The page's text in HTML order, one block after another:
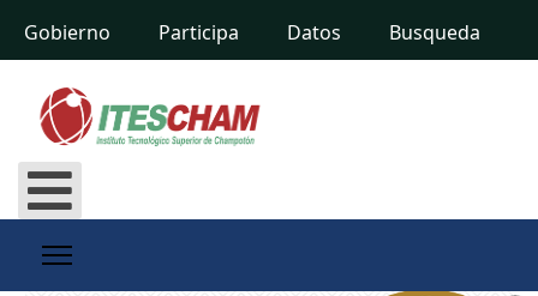
Gobierno Participa Datos Busqueda